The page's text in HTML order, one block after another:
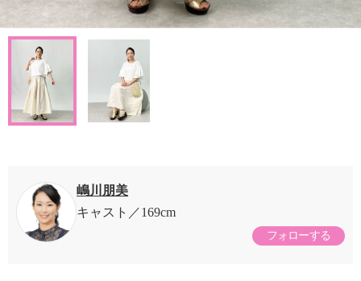
嶋川朋美
キャスト
169cm
フォローする